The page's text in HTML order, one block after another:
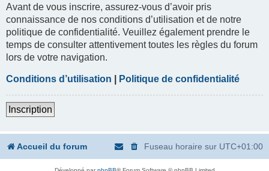
Avant de vous inscrire, assurez-vous d’avoir pris
connaissance de nos conditions d’utilisation et de notre
politique de confidentialité. Veuillez également prendre le
temps de consulter attentivement toutes les règles du forum
lors de votre navigation.
Conditions d’utilisation Politique de confidentialité
Inscription
Accueil du forum Fuseau horaire sur UTC+01:00